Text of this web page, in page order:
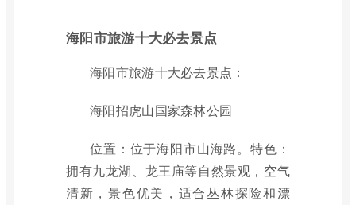
海阳市旅游十大必去景点
海阳市旅游十大必去景点：
海阳招虎山国家森林公园
位置：位于海阳市山海路。特色：
拥有九龙湖、龙王庙等自然景观，空气
清新，景色优美，适合丛林探险和漂